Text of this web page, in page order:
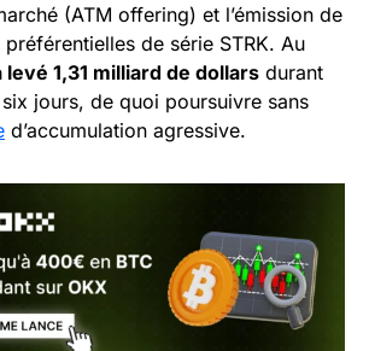
(ATM offering) et l’émission de
de série STRK. Au
1,31 milliard de dollars durant
jours, de quoi poursuivre sans
d’accumulation agressive.